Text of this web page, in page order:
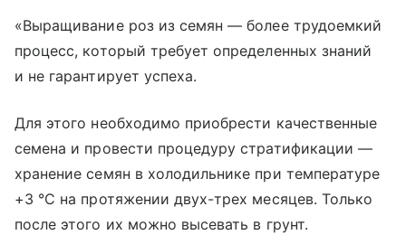
«Выращивание роз из семян — более трудоемкий
процесс, который требует определенных знаний
и не гарантирует успеха.
Для этого необходимо приобрести качественные
семена и провести процедуру стратификации —
хранение семян в холодильнике при температуре
+3 °C на протяжении двух-трех месяцев. Только
после этого их можно высевать в грунт.